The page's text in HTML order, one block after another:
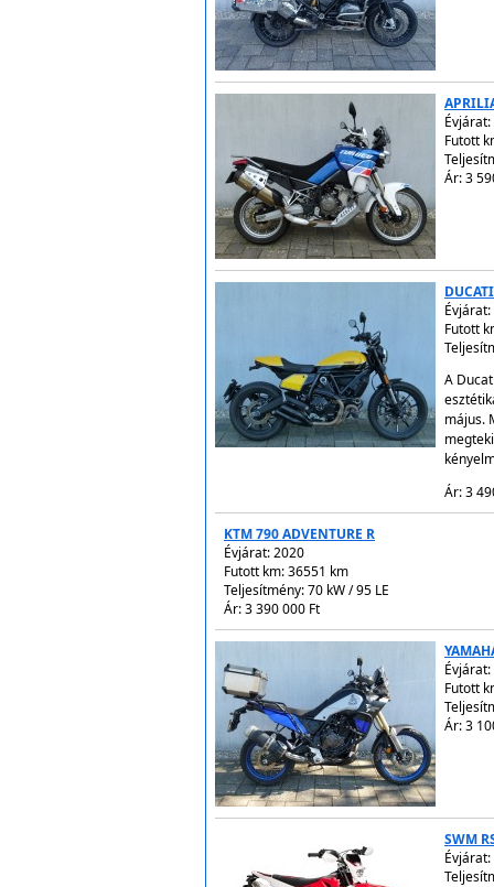
Évjárat:
Futott
Ár: 3
Évjárat:
Futott
A
május.
Ár: 3
KTM 790 ADVENTURE R
Évjárat:2020
Futott km: 36551 km
Teljesítmény: 70 kW / 95 LE
Ár: 3 390 000 Ft
Évjárat:
Futott
Ár: 3
SWM
Évjárat: